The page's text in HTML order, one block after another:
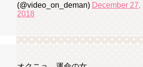
(@video_on_deman) December 27,
2018